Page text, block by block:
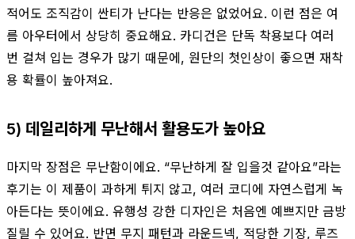
적어도 조직감이 싼티가 난다는 반응은 없었어요. 이런 점은 여
름 아우터에서 상당히 중요해요. 카디건은 단독 착용보다 여러
번 걸쳐 입는 경우가 많기 때문에, 원단의 첫인상이 좋으면 재착
용 확률이 높아져요.
5) 데일리하게 무난해서 활용도가 높아요
마지막 장점은 무난함이에요. “무난하게 잘 입을것 같아요”라는
후기는 이 제품이 과하게 튀지 않고, 여러 코디에 자연스럽게 녹
아든다는 뜻이에요. 유행성 강한 디자인은 처음엔 예쁘지만 금방
질릴 수 있어요. 반면 무지 패턴과 라운드넥, 적당한 기장, 루즈